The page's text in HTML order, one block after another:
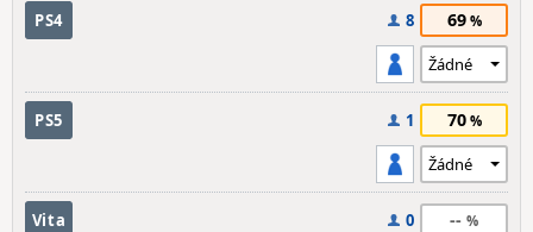
PS4 8 69
PS5 1 70
Vita 0 --